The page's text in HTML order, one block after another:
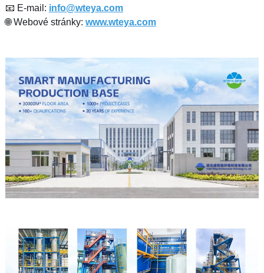
📧 E-mail: info@wteya.com
🌐 Webové stránky: www.wteya.com